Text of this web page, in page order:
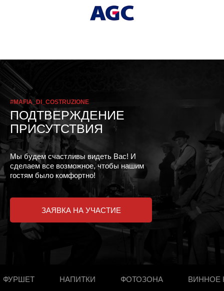
ПОДТВЕРЖДЕНИЕ
ПРИСУТСТВИЯ
Мы будем счастливы видеть Вас! И
сделаем все возможное, чтобы нашим
гостям было комфортно!
#MAFIA_DI_COSTRUZIONE
ЗАЯВКА НА УЧАСТИЕ
НАПИТКИ ФОТОЗОНА ВИННОЕ